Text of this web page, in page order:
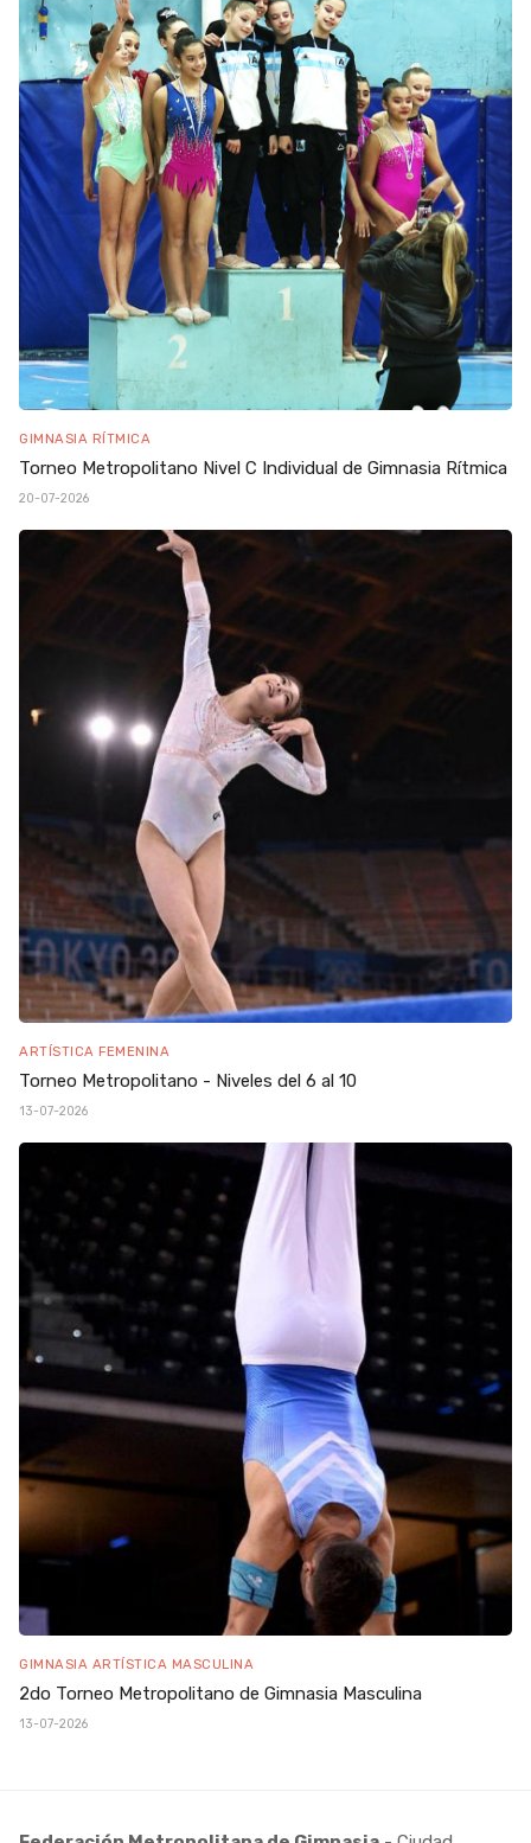
GIMNASIA RÍTMICA
Torneo Metropolitano Nivel C Individual de Gimnasia Rítmica
20-07-2026
ARTÍSTICA FEMENINA
Torneo Metropolitano - Niveles del 6 al 10
13-07-2026
GIMNASIA ARTÍSTICA MASCULINA
2do Torneo Metropolitano de Gimnasia Masculina
13-07-2026